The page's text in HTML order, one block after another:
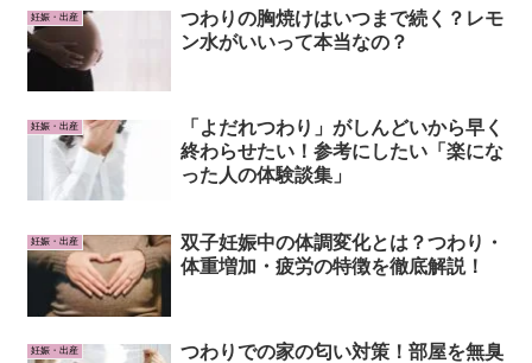
妊娠・出産
つわりの胸焼けはいつまで続く？レモ
ン水がいいって本当なの？
妊娠・出産
「よだれつわり」がしんどいから早く
終わらせたい！参考にしたい「楽にな
った人の体験談集」
妊娠・出産
双子妊娠中の体調変化とは？つわり・
体重増加・疲労の特徴を徹底解説！
妊娠・出産
つわりでの家の匂い対策！部屋を無臭